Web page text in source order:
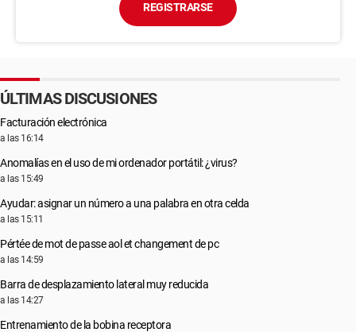
REGISTRARSE
ÚLTIMAS DISCUSIONES
Facturación electrónica
a las 16:14
Anomalías en el uso de mi ordenador portátil: ¿virus?
a las 15:49
Ayudar: asignar un número a una palabra en otra celda
a las 15:11
Pértée de mot de passe aol et changement de pc
a las 14:59
Barra de desplazamiento lateral muy reducida
a las 14:27
Entrenamiento de la bobina receptora